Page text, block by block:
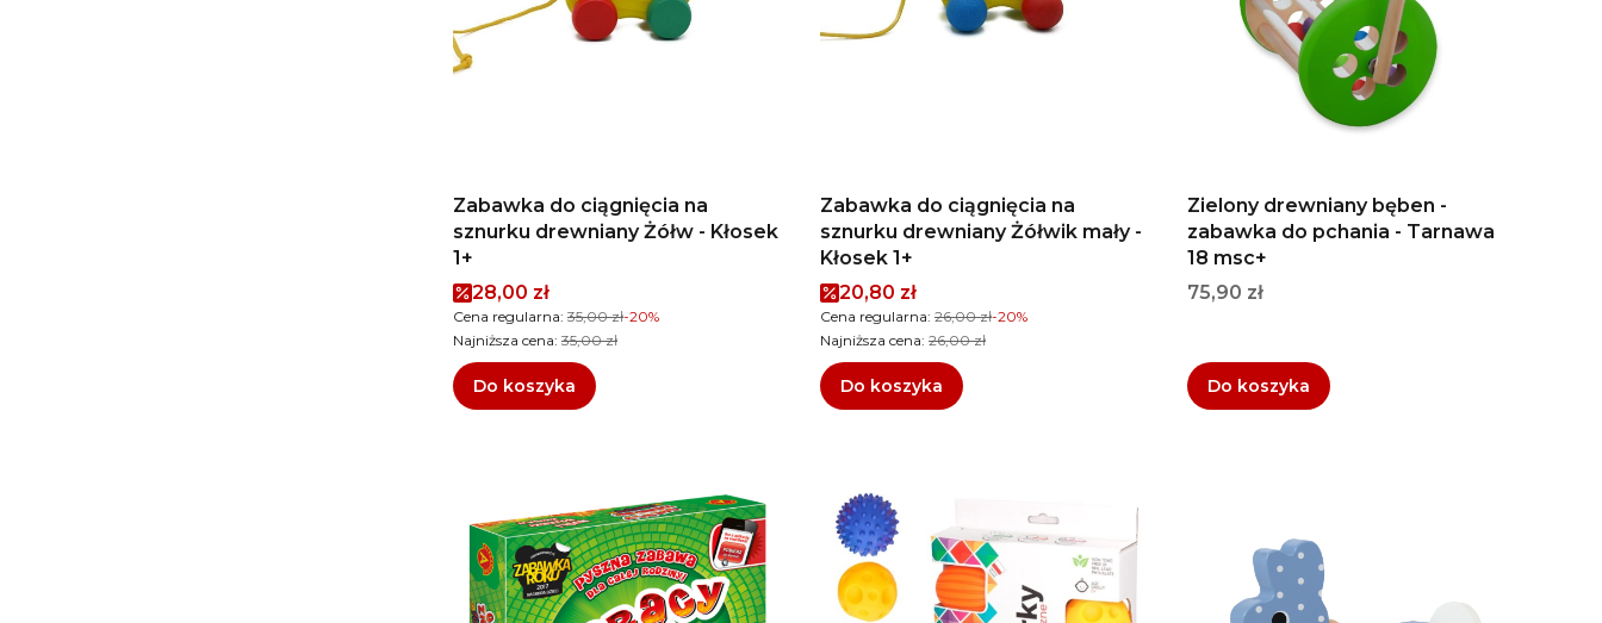
Zabawka do ciągnięcia na
sznurku drewniany Żółw - Kłosek
1+
Cena promocyjna
28,00 zł
Cena regularna: 35,00 zł-20%
Najniższa cena: 35,00 zł
Do koszyka
Zabawka do ciągnięcia na
sznurku drewniany Żółwik mały -
Kłosek 1+
Cena promocyjna
20,80 zł
Cena regularna: 26,00 zł-20%
Najniższa cena: 26,00 zł
Do koszyka
Zielony drewniany bęben -
zabawka do pchania - Tarnawa
18 msc+
Cena
75,90 zł
Do koszyka